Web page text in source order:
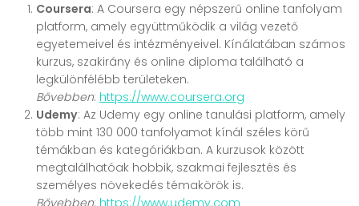
Coursera: A Coursera egy népszerű online tanfolyam
platform, amely együttműködik a világ vezető
egyetemeivel és intézményeivel. Kínálatában számos
kurzus, szakirány és online diploma található a
legkülönfélébb területeken.
Bővebben: https://www.coursera.org
Udemy: Az Udemy egy online tanulási platform, amely
több mint 130 000 tanfolyamot kínál széles körű
témákban és kategóriákban. A kurzusok között
megtalálhatóak hobbik, szakmai fejlesztés és
személyes növekedés témakörök is.